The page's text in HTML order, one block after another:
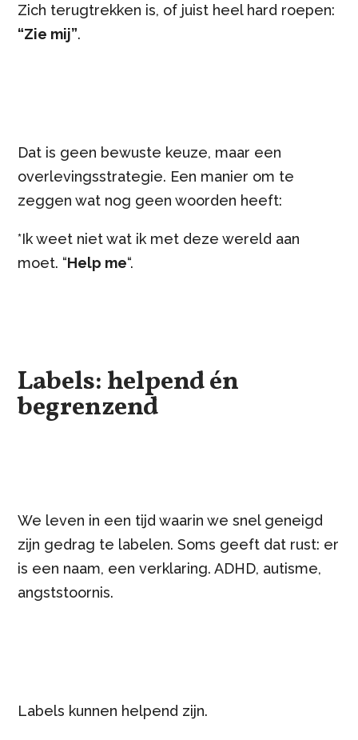
Zich terugtrekken is, of juist heel hard roepen:
“Zie mij”.
Dat is geen bewuste keuze, maar een
overlevingsstrategie. Een manier om te
zeggen wat nog geen woorden heeft:
*Ik weet niet wat ik met deze wereld aan
moet. “Help me“.
Labels: helpend én
begrenzend
We leven in een tijd waarin we snel geneigd
zijn gedrag te labelen. Soms geeft dat rust: er
is een naam, een verklaring. ADHD, autisme,
angststoornis.
Labels kunnen helpend zijn.